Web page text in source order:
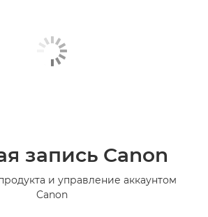
запись Canon
и управление аккаунтом
Canon